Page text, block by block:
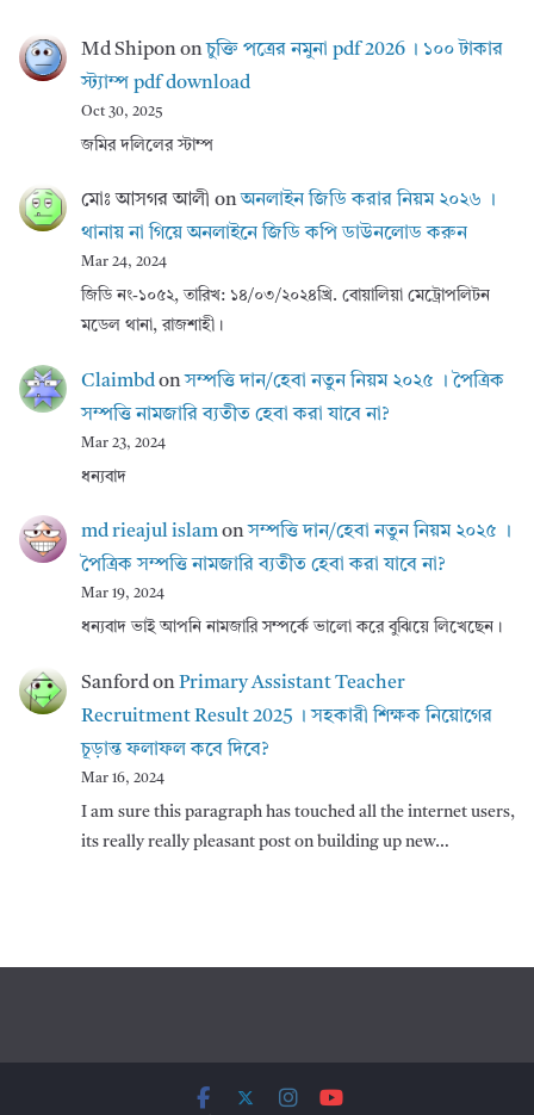
Md Shipononচুক্তি পত্রের নমুনা pdf 2026 । ১০০ টাকার
স্ট্যাম্প pdf download
Oct 30, 2025
জমির দলিলের স্টাম্প
মোঃ আসগর আলী onঅনলাইন জিডি করার নিয়ম ২০২৬ ।
থানায় না গিয়ে অনলাইনে জিডি কপি ডাউনলোড করুন
Mar 24, 2024
জিডি নং-১০৫২, তারিখ: ১৪/০৩/২০২৪খ্রি. বোয়ালিয়া মেট্রোপলিটন
মডেল থানা, রাজশাহী।
Claimbdonসম্পত্তি দান/হেবা নতুন নিয়ম ২০২৫ । পৈত্রিক
সম্পত্তি নামজারি ব্যতীত হেবা করা যাবে না?
Mar 23, 2024
ধন্যবাদ
md rieajul islamonসম্পত্তি দান/হেবা নতুন নিয়ম ২০২৫ ।
পৈত্রিক সম্পত্তি নামজারি ব্যতীত হেবা করা যাবে না?
Mar 19, 2024
ধন্যবাদ ভাই আপনি নামজারি সম্পর্কে ভালো করে বুঝিয়ে লিখেছেন।
SanfordonPrimary Assistant Teacher
Recruitment Result 2025 । সহকারী শিক্ষক নিয়োগের
চূড়ান্ত ফলাফল কবে দিবে?
Mar 16, 2024
I am sure this paragraph has touched all the internet users,
its really really pleasant post on building up new…